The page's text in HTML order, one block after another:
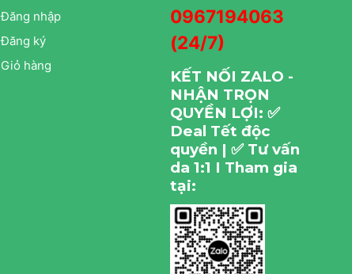
Đăng nhập
Đăng ký
Giỏ hàng
0967194063
(24/7)
KẾT NỐI ZALO -
NHẬN TRỌN
QUYỀN LỢI: ✅
Deal Tết độc
quyền | ✅ Tư vấn
da 1:1 I Tham gia
tại: